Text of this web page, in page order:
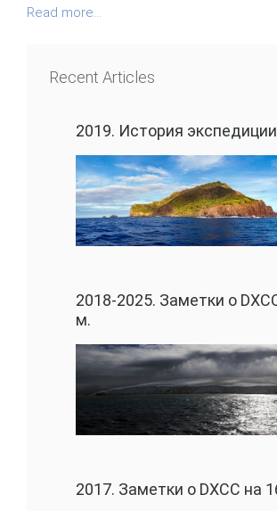
Read more...
Recent Articles
2019. История экспедиции
2018-2025. Заметки о
м.
2017. Заметки о DXCC на